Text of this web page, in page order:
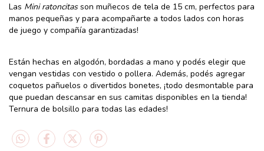
Las Mini ratoncitasson muñecos de tela de 15 cm, perfectos para
manos pequeñas y para acompañarte a todos lados con horas
de juego y compañía garantizadas!
Están hechas en algodón, bordadas a mano y podés elegir que
vengan vestidas con vestido o pollera. Además, podés agregar
coquetos pañuelos o divertidos bonetes, ¡todo desmontable para
que puedan descansar en sus camitas disponibles en la tienda!
Ternura de bolsillo para todas las edades!